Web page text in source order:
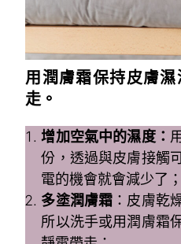
用潤膚霜保持皮膚
走。
增加空氣中的濕度：
份，透過與皮膚接觸
電的機會就會減少了；
多塗潤膚霜 ：皮膚乾
所以洗手或用潤膚霜